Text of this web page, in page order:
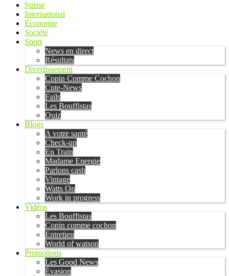
Suisse
International
Economie
Société
Sport
News en direct
Résultats
Divertissement
Copin Comme Cochon
Cute-News
Fails
Les Bouffistas
Quiz
Blogs
A votre santé
Check-up
En Train
Madame Energie
Parlons cash
Vintage
Watts On
Work in progress
Vidéos
Les Bouffistas
Copin comme cochon
Entretien
World of watson
Promotions
Les Good News
Évasion